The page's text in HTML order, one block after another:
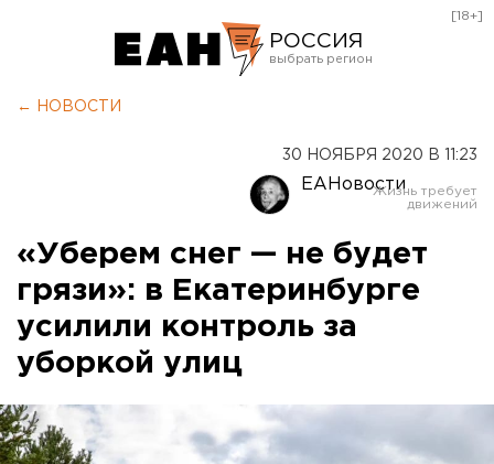
РОССИЯ
Оренбург
[18+]
← НОВОСТИ
30 НОЯБРЯ 2020 В 11:23
ЕАНовости
«Уберем снег — не будет
грязи»: в Екатеринбурге
усилили контроль за
уборкой улиц